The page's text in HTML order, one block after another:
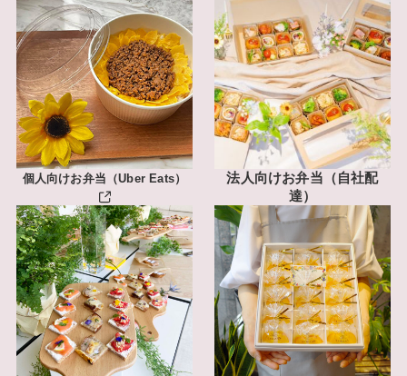
個人向けお弁当（Uber Eats）
法人向けお弁当（自社配
達）